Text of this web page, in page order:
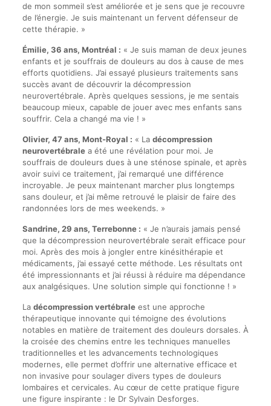
de mon sommeil s’est améliorée et je sens que je recouvre
de l’énergie. Je suis maintenant un fervent défenseur de
cette thérapie. »
Émilie, 36 ans, Montréal : « Je suis maman de deux jeunes
enfants et je souffrais de douleurs au dos à cause de mes
efforts quotidiens. J’ai essayé plusieurs traitements sans
succès avant de découvrir la décompression
neurovertébrale. Après quelques sessions, je me sentais
beaucoup mieux, capable de jouer avec mes enfants sans
souffrir. Cela a changé ma vie ! »
Olivier, 47 ans, Mont-Royal : « La décompression
neurovertébralea été une révélation pour moi. Je
souffrais de douleurs dues à une sténose spinale, et après
avoir suivi ce traitement, j’ai remarqué une différence
incroyable. Je peux maintenant marcher plus longtemps
sans douleur, et j’ai même retrouvé le plaisir de faire des
randonnées lors de mes weekends. »
Sandrine, 29 ans, Terrebonne : « Je n’aurais jamais pensé
que la décompression neurovertébrale serait efficace pour
moi. Après des mois à jongler entre kinésithérapie et
médicaments, j’ai essayé cette méthode. Les résultats ont
été impressionnants et j’ai réussi à réduire ma dépendance
aux analgésiques. Une solution simple qui fonctionne ! »
La décompression vertébraleest une approche
thérapeutique innovante qui témoigne des évolutions
notables en matière de traitement des douleurs dorsales. À
la croisée des chemins entre les techniques manuelles
traditionnelles et les advancements technologiques
modernes, elle permet d’offrir une alternative efficace et
non invasive pour soulager divers types de douleurs
lombaires et cervicales. Au cœur de cette pratique figure
une figure inspirante : le Dr Sylvain Desforges.